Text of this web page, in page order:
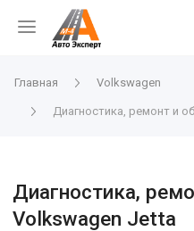
Главная Volkswagen
Диагностика, ремонт и
Диагностика,
Volkswagen Jetta